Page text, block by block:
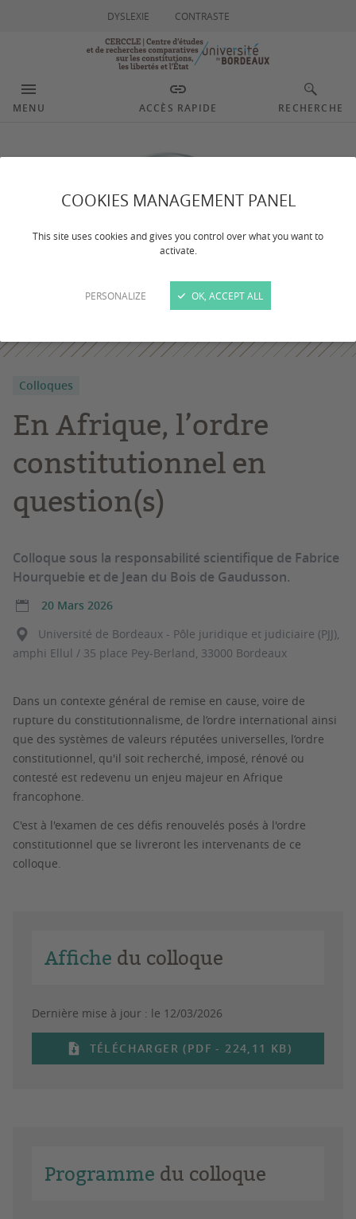
COOKIES MANAGEMENT PANEL
This site uses cookies and gives you control over what you want to
activate.
PERSONALIZE OK, ACCEPT ALL
DYSLEXIE CONTRASTE
MENU ACCÈS RAPIDE RECHERCHE
Colloques
En Afrique, l’ordre
constitutionnel en
question(s)
Colloque sous la responsabilité scientifique de Fabrice
Hourquebie et de Jean du Bois de Gaudusson.
20 Mars 2026
Université de Bordeaux - Pôle juridique et judiciaire (PJJ),
amphi Ellul / 35 place Pey-Berland, 33000 Bordeaux
Dans un contexte général de remise en cause, voire de
rupture du constitutionnalisme, de l’ordre international ainsi
que des systèmes de valeurs réputées universelles, l’ordre
constitutionnel, qu'il soit recherché, imposé, rénové ou
contesté est redevenu un enjeu majeur en Afrique
francophone.
C'est à l'examen de ces défis renouvelés posés à l'ordre
constitutionnel que se livreront les intervenants de ce
colloque.
Affiche du colloque
Dernière mise à jour : le 12/03/2026
TÉLÉCHARGER (PDF - 224,11 KB)
Programme du colloque